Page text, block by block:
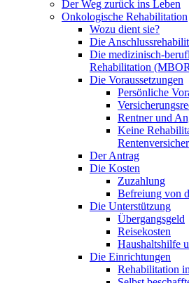
Der Weg zurück ins Leben
Onkologische Rehabilitation
Wozu dient sie?
Die
Die medizinisch-
Rehabilitation
Die Voraussetzungen
Persönliche
Rentner und
Keine
Der Antrag
Die Kosten
Zuzahlung
Befreiung von
Die Unterstützung
Übergangsgeld
Reisekosten
Haushaltshilfe
Die Einrichtungen
Rehabilitation